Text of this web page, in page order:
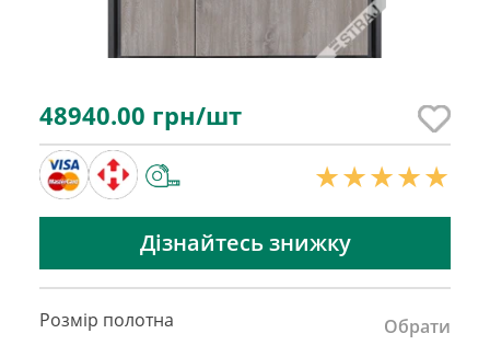
48940.00 грн/шт
Дізнайтесь знижку
Розмір полотна Обрати